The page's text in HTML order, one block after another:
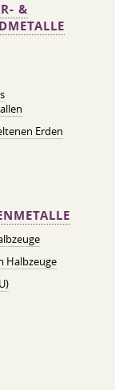
&
Erden
Halbzeuge